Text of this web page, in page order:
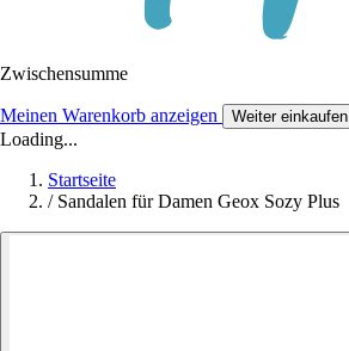
Zwischensumme
Meinen Warenkorb anzeigen Weiter einkaufen
Loading...
Startseite
/ Sandalen für Damen Geox Sozy Plus